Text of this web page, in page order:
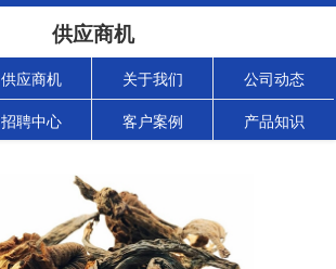
供应商机
供应商机 关于我们 公司动态
招聘中心 客户案例 产品知识